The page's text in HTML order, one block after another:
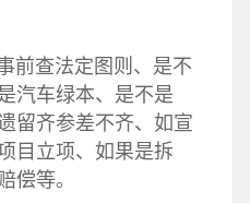
查法定图则、是不
汽车绿本、是不是
留齐参差不齐、如宣
目立项、如果是拆
偿等。